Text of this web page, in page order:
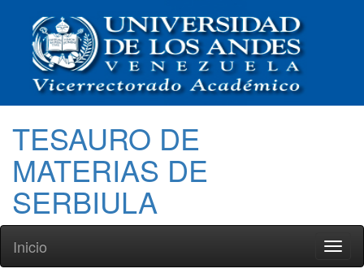
TESAURO DE
MATERIAS DE
SERBIULA
Inicio